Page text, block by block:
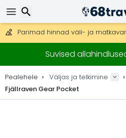
Saab saata ka DHL Expressi kaudu
30 päeva tagastamiseks, 90
Parimad hinnad väli- ja
Suvised
Pealehele Väljas ja telkimine
Fjällraven Gear Pocket